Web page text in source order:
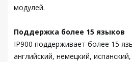
модулей.
Поддержка более 15 языков
IP900 поддерживает более 15
английский, немецкий,